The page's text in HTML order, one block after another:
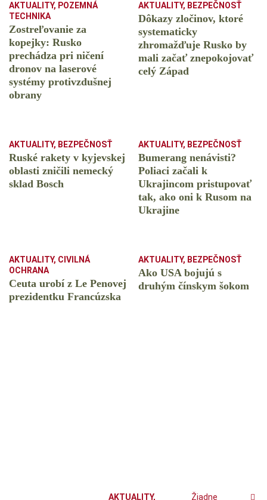
AKTUALITY, POZEMNÁ
TECHNIKA
Zostreľovanie za
kopejky: Rusko
prechádza pri ničení
dronov na laserové
systémy protivzdušnej
obrany
AKTUALITY, BEZPEČNOSŤ
Dôkazy zločinov, ktoré
systematicky
zhromažďuje Rusko by
mali začať znepokojovať
celý Západ
AKTUALITY, BEZPEČNOSŤ
Ruské rakety v kyjevskej
oblasti zničili nemecký
sklad Bosch
AKTUALITY, BEZPEČNOSŤ
Bumerang nenávisti?
Poliaci začali k
Ukrajincom pristupovať
tak, ako oni k Rusom na
Ukrajine
AKTUALITY, CIVILNÁ
OCHRANA
Ceuta urobí z Le Penovej
prezidentku Francúzska
AKTUALITY, BEZPEČNOSŤ
Ako USA bojujú s
druhým čínskym šokom
AKTUALITY,
Žiadne